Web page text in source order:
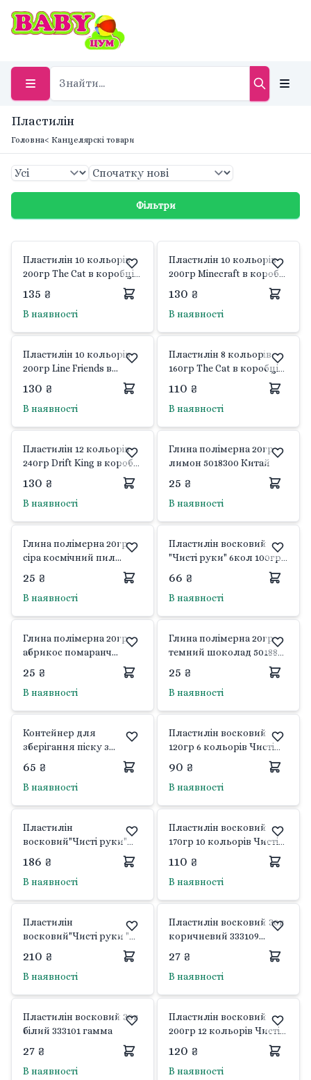
Пластилін
Головна< Канцелярскі товари
Фільтри
Пластилін 10 кольорів
200гр The Cat в коробці
19,5*16*1,5см 540663 Yes
135 ₴
В наявності
Пластилін 10 кольорів
200гр Minecraft в коробці
19,5*16,5*1,5см 540662 Yes
130 ₴
В наявності
Пластилін 10 кольорів
200гр Line Friends в
коробці 19,5*16,5*1,5см
540664 Yes
130 ₴
В наявності
Пластилін 8 кольорів
160гр The Cat в коробці
16,5*11*1,5см 540657 Yes
110 ₴
В наявності
Пластилін 12 кольорів
240гр Drift King в коробці
17*16,5*1,5см 540672 Yes
130 ₴
В наявності
Глина полімерна 20гр
лимон 5018300 Китай
25 ₴
В наявності
Глина полімерна 20гр
сіра космічний пил
25 ₴
В наявності
Пластилін восковий
"Чисті руки" 6кол 100гр
66 ₴
В наявності
Глина полімерна 20гр
абрикос помаранч
25 ₴
В наявності
Глина полімерна 20гр
темний шоколад 5018802
25 ₴
В наявності
Контейнер для
зберігання піску з
кришкою прозорий 1кг
5439-1 Китай
65 ₴
В наявності
Пластилін восковий
120гр 6 кольорів Чисті
Class
90 ₴
В наявності
Пластилін
восковий"Чисті руки"
коробці 7628C Class
186 ₴
В наявності
Пластилін восковий
170гр 10 кольорів Чисті
Class
110 ₴
В наявності
Пластилін
восковий"Чисті руки "
коробці 7629C Class
210 ₴
В наявності
Пластилін восковий 30г
коричневий 333109
27 ₴
В наявності
Пластилін восковий 30г
білий 333101 гамма
27 ₴
В наявності
Пластилін восковий
200гр 12 кольорів Чисті
Class
120 ₴
В наявності